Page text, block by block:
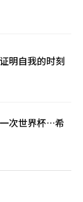
明自我的时刻
次世界杯…希